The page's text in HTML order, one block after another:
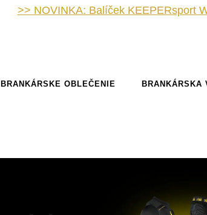
>> NOVINKA: Balíček KEEPERsport
BRANKÁRSKE OBLEČENIE BRANKÁRSKA